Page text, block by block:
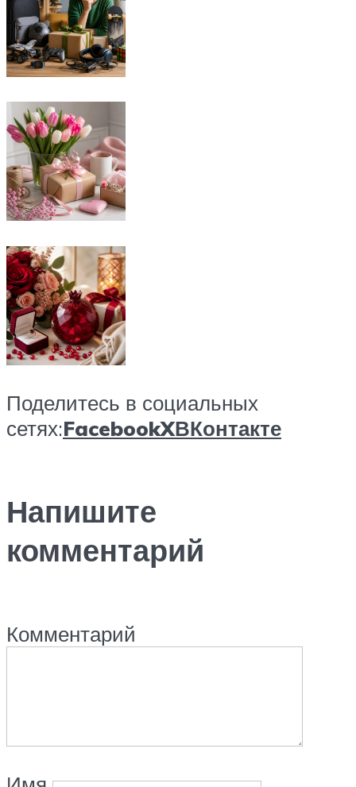
Поделитесь в социальных
сетях:FacebookXВКонтакте
Напишите
комментарий
Комментарий